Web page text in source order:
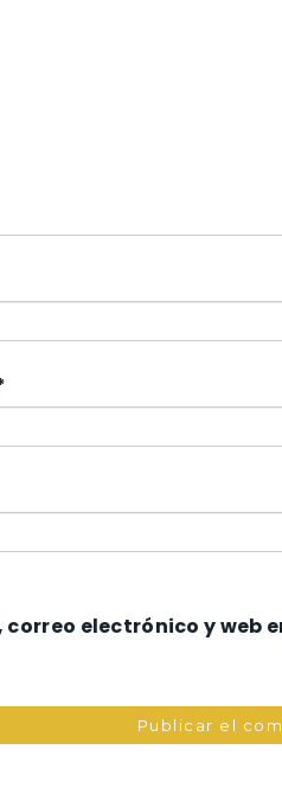
electrónico y web